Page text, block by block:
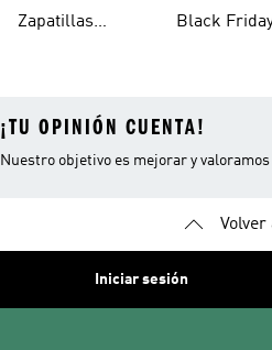
Zapatillas
Black
¡TU OPINIÓN CUENTA!
Nuestro objetivo es mejorar y
Iniciar sesión